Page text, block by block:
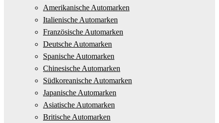
Amerikanische Automarken
Italienische Automarken
Französische Automarken
Deutsche Automarken
Spanische Automarken
Chinesische Automarken
Südkoreanische Automarken
Japanische Automarken
Asiatische Automarken
Britische Automarken